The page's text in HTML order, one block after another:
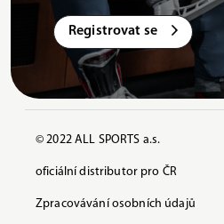
Registrovat se
© 2022 ALL SPORTS a.s.
oficiální distributor pro ČR
Zpracovávání osobních údajů